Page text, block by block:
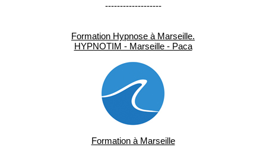
-------------------
Formation Hypnose à Marseille.
HYPNOTIM - Marseille - Paca
Formation à Marseille